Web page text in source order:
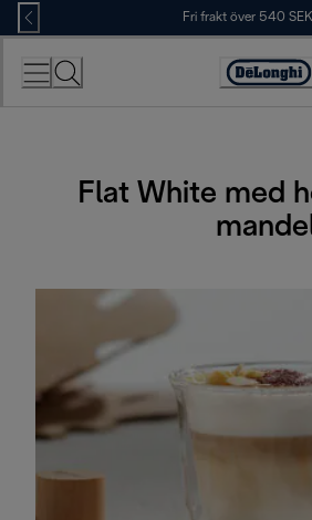
Skip
to
Content
Fri frakt över 540 SEK
Accessibility
Flat White med